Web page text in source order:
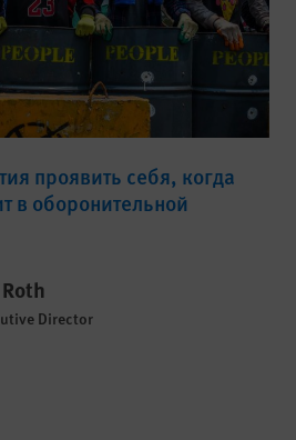
проявить себя, когда
в оборонительной
Director